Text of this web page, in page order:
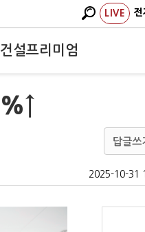
LIVE 전
건설프리미엄
답글쓰
2025-10-31